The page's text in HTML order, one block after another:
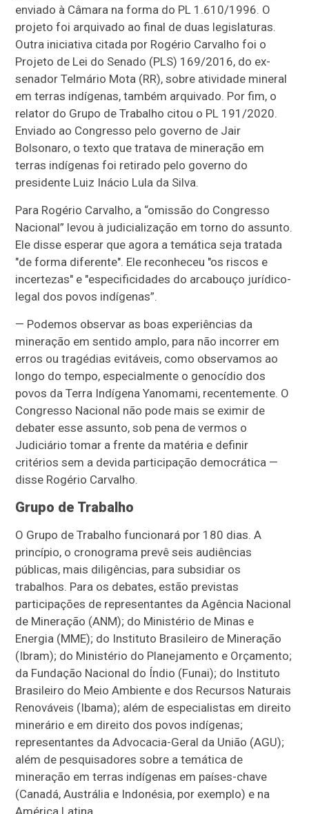
enviado à Câmara na forma do PL 1.610/1996. O
projeto foi arquivado ao final de duas legislaturas.
Outra iniciativa citada por Rogério Carvalho foi o
Projeto de Lei do Senado (PLS) 169/2016, do ex-
senador Telmário Mota (RR), sobre atividade mineral
em terras indígenas, também arquivado. Por fim, o
relator do Grupo de Trabalho citou o PL 191/2020.
Enviado ao Congresso pelo governo de Jair
Bolsonaro, o texto que tratava de mineração em
terras indígenas foi retirado pelo governo do
presidente Luiz Inácio Lula da Silva.
Para Rogério Carvalho, a “omissão do Congresso
Nacional” levou à judicialização em torno do assunto.
Ele disse esperar que agora a temática seja tratada
"de forma diferente". Ele reconheceu "os riscos e
incertezas" e "especificidades do arcabouço jurídico-
legal dos povos indígenas”.
— Podemos observar as boas experiências da
mineração em sentido amplo, para não incorrer em
erros ou tragédias evitáveis, como observamos ao
longo do tempo, especialmente o genocídio dos
povos da Terra Indígena Yanomami, recentemente. O
Congresso Nacional não pode mais se eximir de
debater esse assunto, sob pena de vermos o
Judiciário tomar a frente da matéria e definir
critérios sem a devida participação democrática —
disse Rogério Carvalho.
Grupo de Trabalho
O Grupo de Trabalho funcionará por 180 dias. A
princípio, o cronograma prevê seis audiências
públicas, mais diligências, para subsidiar os
trabalhos. Para os debates, estão previstas
participações de representantes da Agência Nacional
de Mineração (ANM); do Ministério de Minas e
Energia (MME); do Instituto Brasileiro de Mineração
(Ibram); do Ministério do Planejamento e Orçamento;
da Fundação Nacional do Índio (Funai); do Instituto
Brasileiro do Meio Ambiente e dos Recursos Naturais
Renováveis (Ibama); além de especialistas em direito
minerário e em direito dos povos indígenas;
representantes da Advocacia-Geral da União (AGU);
além de pesquisadores sobre a temática de
mineração em terras indígenas em países-chave
(Canadá, Austrália e Indonésia, por exemplo) e na
América Latina.